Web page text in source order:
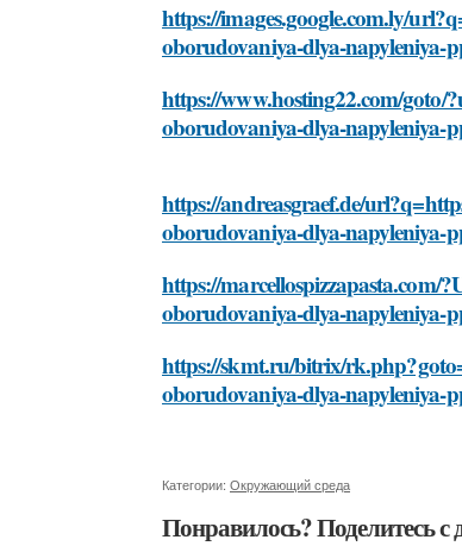
https://images.google.com.ly/
oborudovaniya-dlya-napyleniya-
https://www.hosting22.com/goto/
oborudovaniya-dlya-napyleniya-
https://andreasgraef.de/
oborudovaniya-dlya-napyleniya-
https://marcellospizzapasta.com/
oborudovaniya-dlya-napyleniya-
https://skmt.ru/bitrix/
oborudovaniya-dlya-napyleniya-
Категории: Окружающий среда
Понравилось? Поделитесь с